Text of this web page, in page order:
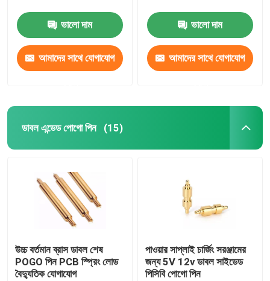
ভালো দাম
আমাদের সাথে যোগাযোগ
ভালো দাম
আমাদের সাথে যোগাযোগ
ডাবল এন্ডেড পোগো পিন (15)
উচ্চ বর্তমান ব্রাস ডাবল শেষ
POGO পিন PCB স্প্রিং লোড
বৈদ্যুতিক যোগাযোগ
পাওয়ার সাপ্লাই চার্জিং সরঞ্জামের
জন্য 5V 12v ডাবল সাইডেড
পিসিবি পোগো পিন